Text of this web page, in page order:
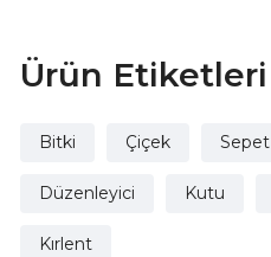
Ürün Etiketleri
Bitki Çiçek Sepet
Düzenleyici Kutu
Kırlent